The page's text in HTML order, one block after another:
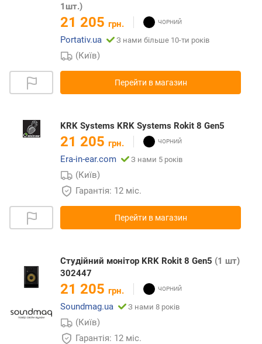
1шт.)
21 205 грн.
Portativ.ua
З нами більше 10-ти років
(Київ)
Перейти в магазин
KRK Systems KRK Systems Rokit 8 Gen5
21 205 грн.
Era-in-ear.com
З нами 5 років
(Київ)
Гарантія: 12 міс.
Перейти в магазин
Cтудійний монітор KRK Rokit 8 Gen5 (1 шт)
302447
21 205 грн.
Soundmag.ua
З нами 8 років
(Київ)
Гарантія: 12 міс.